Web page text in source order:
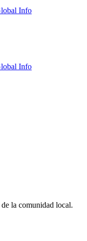
Info
Info
la comunidad local.